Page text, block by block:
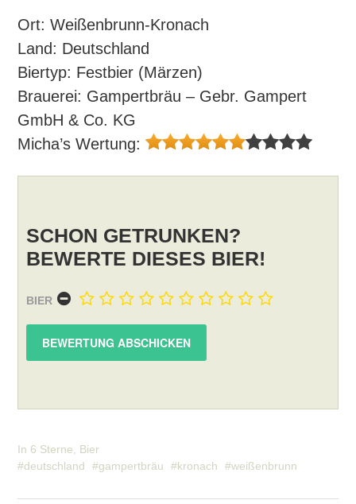
Ort: Weißenbrunn-Kronach
Land: Deutschland
Biertyp: Festbier (Märzen)
Brauerei: Gampertbräu – Gebr. Gampert
GmbH & Co. KG
Micha’s Wertung:
SCHON GETRUNKEN?
BEWERTE DIESES BIER!
BIER
In 6 Sterne
Bier
deutschland
gampertbräu kronach weißenbrunn